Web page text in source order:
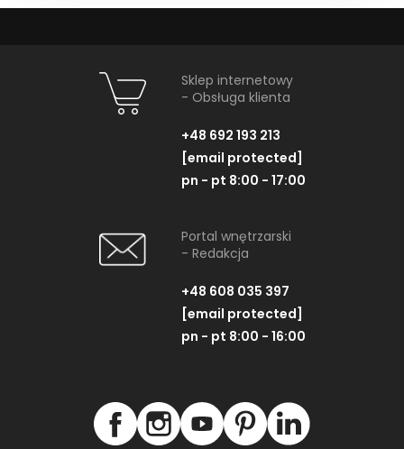
Sklep internetowy
- Obsługa klienta
+48 692 193 213
[email protected]
pn - pt 8:00 - 17:00
Portal wnętrzarski
- Redakcja
+48 608 035 397
[email protected]
pn - pt 8:00 - 16:00